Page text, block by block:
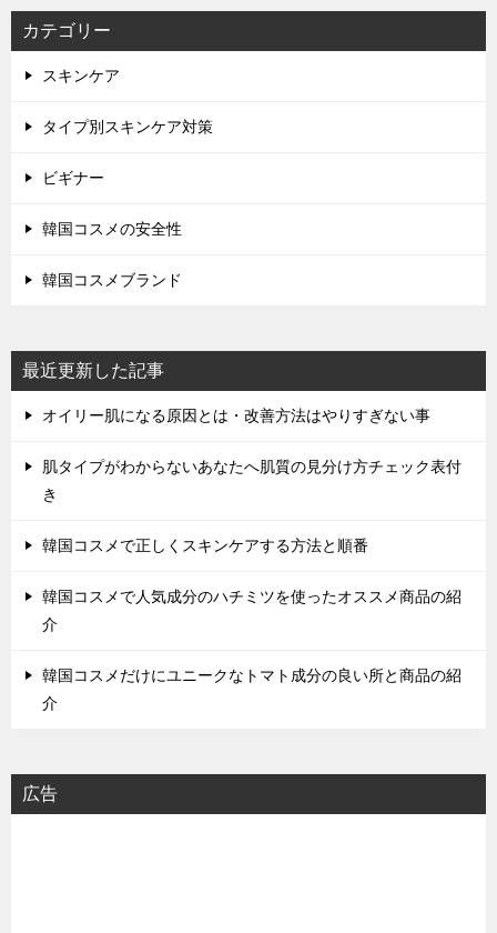
カテゴリー
スキンケア
タイプ別スキンケア対策
ビギナー
韓国コスメの安全性
韓国コスメブランド
最近更新した記事
オイリー肌になる原因とは・改善方法はやりすぎない事
肌タイプがわからないあなたへ肌質の見分け方チェック表付
き
韓国コスメで正しくスキンケアする方法と順番
韓国コスメで人気成分のハチミツを使ったオススメ商品の紹
介
韓国コスメだけにユニークなトマト成分の良い所と商品の紹
介
広告